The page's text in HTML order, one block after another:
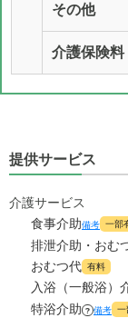
その他
介護保険料
提供サービス
介護サービス
食事介助備考 一部
排泄介助・おむ
おむつ代 有料
入浴（一般浴）
特浴介助 ? 備考 一